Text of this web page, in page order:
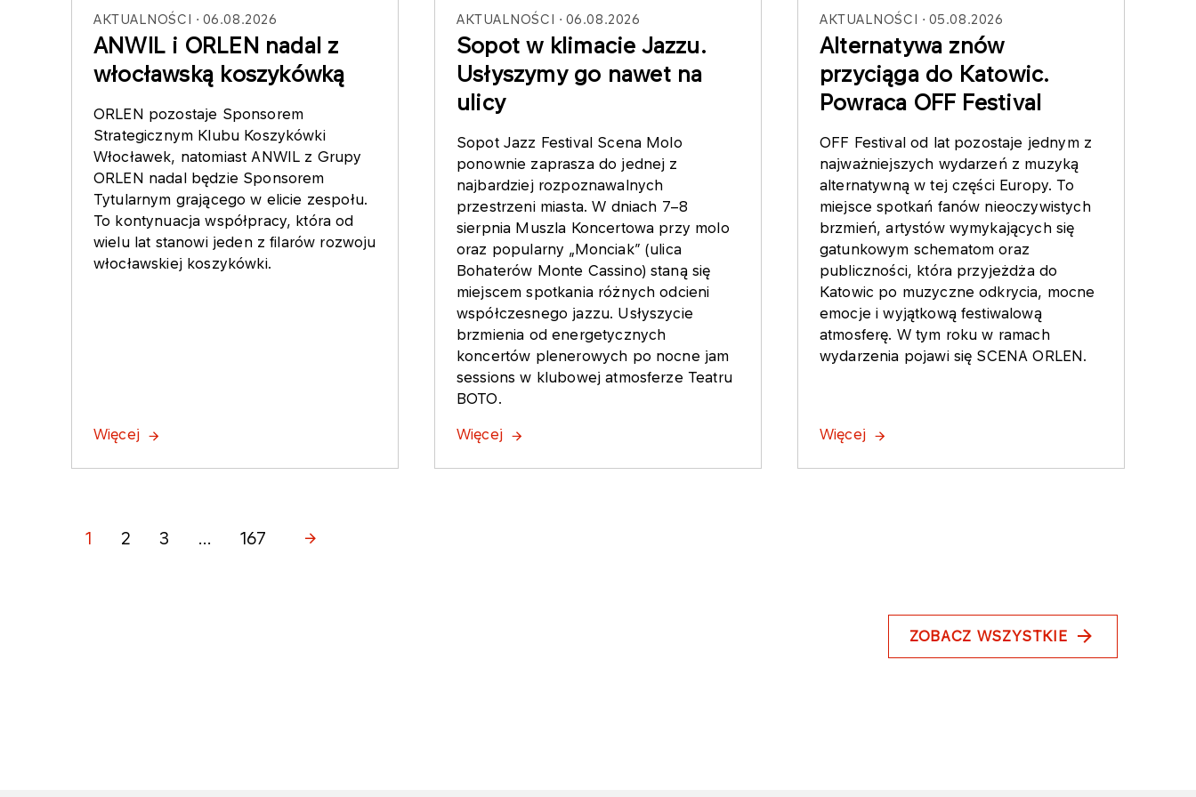
AKTUALNOŚCI 06.08.2026
ANWIL i ORLEN nadal z
włocławską koszykówką
ORLEN pozostaje Sponsorem
Strategicznym Klubu Koszykówki
Włocławek, natomiast ANWIL z Grupy
ORLEN nadal będzie Sponsorem
Tytularnym grającego w elicie zespołu.
To kontynuacja współpracy, która od
wielu lat stanowi jeden z filarów rozwoju
włocławskiej koszykówki.
Więcej
AKTUALNOŚCI 06.08.2026
Sopot w klimacie Jazzu.
Usłyszymy go nawet na
ulicy
Sopot Jazz Festival Scena Molo
ponownie zaprasza do jednej z
najbardziej rozpoznawalnych
przestrzeni miasta. W dniach 7–8
sierpnia Muszla Koncertowa przy molo
oraz popularny „Monciak” (ulica
Bohaterów Monte Cassino) staną się
miejscem spotkania różnych odcieni
współczesnego jazzu. Usłyszycie
brzmienia od energetycznych
koncertów plenerowych po nocne jam
sessions w klubowej atmosferze Teatru
BOTO.
Więcej
AKTUALNOŚCI 05.08.2026
Alternatywa znów
przyciąga do Katowic.
Powraca OFF Festival
OFF Festival od lat pozostaje jednym z
najważniejszych wydarzeń z muzyką
alternatywną w tej części Europy. To
miejsce spotkań fanów nieoczywistych
brzmień, artystów wymykających się
gatunkowym schematom oraz
publiczności, która przyjeżdża do
Katowic po muzyczne odkrycia, mocne
emocje i wyjątkową festiwalową
atmosferę. W tym roku w ramach
wydarzenia pojawi się SCENA ORLEN.
Więcej
1 2 3 ... 167
ZOBACZ WSZYSTKIE